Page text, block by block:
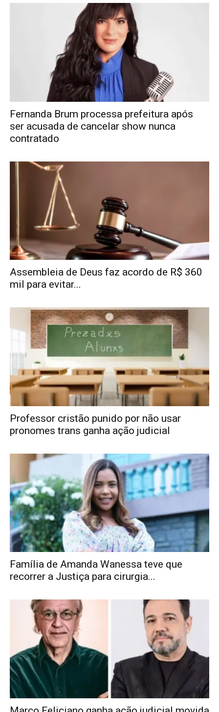
Fernanda Brum processa prefeitura após
ser acusada de cancelar show nunca
contratado
Assembleia de Deus faz acordo de R$ 360
mil para evitar...
Professor cristão punido por não usar
pronomes trans ganha ação judicial
Família de Amanda Wanessa teve que
recorrer a Justiça para cirurgia...